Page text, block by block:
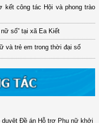
kết công tác Hội và phong trào
số” tại xã Ea Kiết
và trẻ em trong thời đại số
vụ Khoa học, công nghệ và
định số 2415/QĐ-TTg ngày
quyết số 72-NQ/TW ngày
Đề án Hỗ trợ Phụ nữ khởi